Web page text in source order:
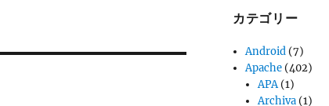
カテゴリー
Android (7)
Apache (402)
APA(1)
Archiva (1)